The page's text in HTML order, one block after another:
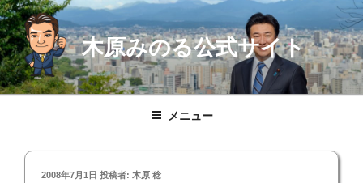
コ
ン
テ
ン
ツ
木原みのる公式サイト
メニュー
投
2008年7月1日 投稿者: 木原 稔